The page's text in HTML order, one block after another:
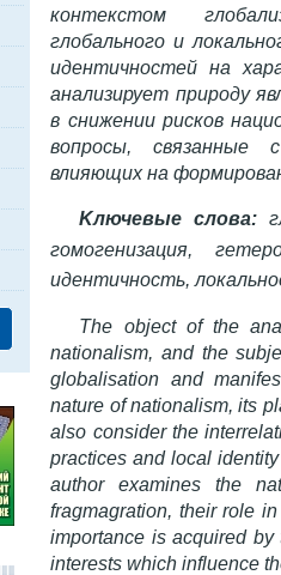
контекстом
глобального и
идентичностей на
анализирует природу
в снижении рисков
вопросы, связанные
влияющих на
Kлючевые слова:
гомогенизация,
идентичность,
The object of the
nationalism, and the
globalisation and
nature of nationalism, its
also consider the
practices and local
author examines the
fragmagration, their role
importance is acquired
interests which influence